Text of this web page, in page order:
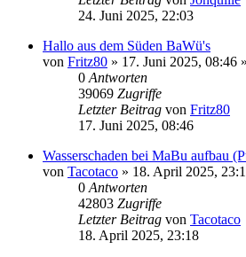
24. Juni 2025, 22:03
Hallo aus dem Süden BaWü's
von Fritz80 » 17. Juni 2025, 08:46
0 Antworten
39069 Zugriffe
Letzter Beitrag von Fritz80
17. Juni 2025, 08:46
Wasserschaden bei MaBu aufbau
von Tacotaco » 18. April 2025,
0 Antworten
42803 Zugriffe
Letzter Beitrag von Tacotaco
18. April 2025, 23:18